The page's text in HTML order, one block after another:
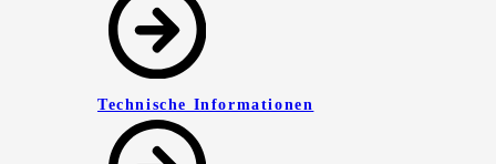
Technische Informationen